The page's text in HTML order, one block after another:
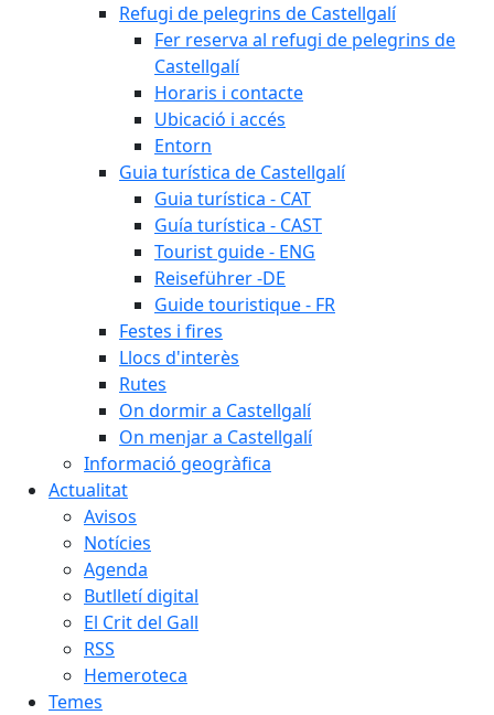
Refugi de pelegrins de Castellgalí
Fer reserva al refugi de pelegrins de
Castellgalí
Horaris i contacte
Ubicació i accés
Entorn
Guia turística de Castellgalí
Guia turística - CAT
Guía turística - CAST
Tourist guide - ENG
Reiseführer -DE
Guide touristique - FR
Festes i fires
Llocs d'interès
Rutes
On dormir a Castellgalí
On menjar a Castellgalí
Informació geogràfica
Actualitat
Avisos
Notícies
Agenda
Butlletí digital
El Crit del Gall
RSS
Hemeroteca
Temes